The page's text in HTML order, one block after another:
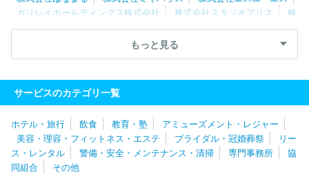
ガリレイホールディングス株式会社
株式会社スタジオアリス
株
式会社システムサポートホールディングス
株式会社タナベコンサル
ダイドーグループホールディングス株式会社
ウェル
株式会社ホンダテクノフォート
ニッコンホールディング
ス株式会社
ＲＸ Ｊａｐａｎ合同会社
株式会社ベネフィット・ワン
株式会社トリート
日揮ホールディ
ングス株式会社
三井不動産レジデンシャルサービス株式会社
株
式会社アルトナー
株式会社ワールドストアパートナーズ
株式会
社マーキュリー
もっと見る
サービスのカテゴリ一覧
ホテル・旅行 飲食 教育・塾
アミューズメント・レジャー
美容・理容・フィットネス・エステ
ブライダル・冠婚葬祭
リー
ス・レンタル
警備・安全・メンテナンス・清掃 専門事務所
協
同組合
その他